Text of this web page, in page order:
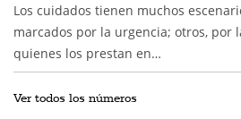
Los cuidados tienen muchos
marcados por la urgencia; otros, por
quienes los prestan en…
Ver todos los números